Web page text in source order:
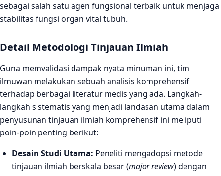
sebagai salah satu agen fungsional terbaik untuk menjaga
stabilitas fungsi organ vital tubuh.
Detail Metodologi Tinjauan Ilmiah
Guna memvalidasi dampak nyata minuman ini, tim
ilmuwan melakukan sebuah analisis komprehensif
terhadap berbagai literatur medis yang ada. Langkah-
langkah sistematis yang menjadi landasan utama dalam
penyusunan tinjauan ilmiah komprehensif ini meliputi
poin-poin penting berikut:
Desain Studi Utama: Peneliti mengadopsi metode
tinjauan ilmiah berskala besar (major review) dengan